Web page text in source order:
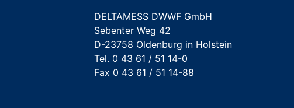
DELTAMESS DWWF GmbH
Sebenter Weg 42
D-23758 Oldenburg in Holstein
Tel. 0 43 61 / 51 14-0
Fax 0 43 61 / 51 14-88